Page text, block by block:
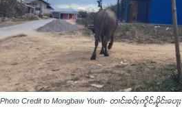
Photo Credit to Mongbaw Youth- တၢင်းၶဝ်ႈဢိူင်ႇမိူင်းပေႃႈ